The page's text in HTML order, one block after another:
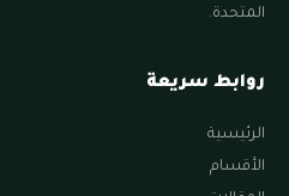
المتحدة.
روابط سريعة
الرئيسية
الأقسام